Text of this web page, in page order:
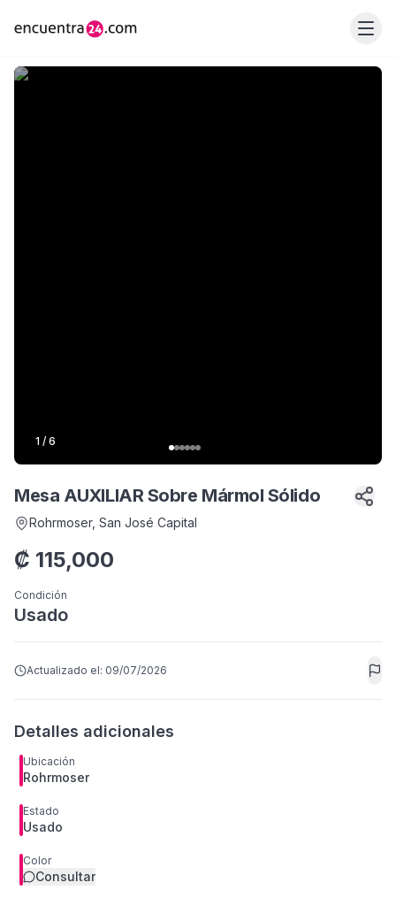
1 / 6
Mesa AUXILIAR Sobre Mármol Sólido
Rohrmoser, San José Capital
₡ 115,000
Condición
Usado
Actualizado el: 09/07/2026
Detalles adicionales
Ubicación
Rohrmoser
Estado
Usado
Color
Consultar